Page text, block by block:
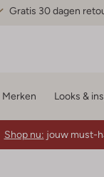
Gratis 30 dagen
Merken Looks &
Shop nu: jouw must-